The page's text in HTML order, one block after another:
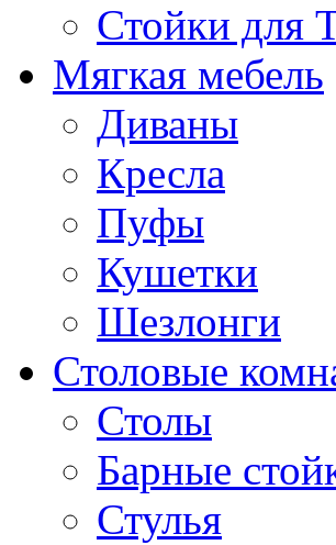
Стойки для
Мягкая мебель
Диваны
Кресла
Пуфы
Кушетки
Шезлонги
Столовые
Столы
Барные
Стулья